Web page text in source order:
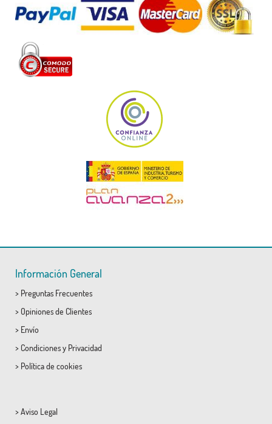
Información General
> Preguntas Frecuentes
> Opiniones de Clientes
> Envío
> Condicionesy Privacidad
> Política de cookies
> Aviso Legal